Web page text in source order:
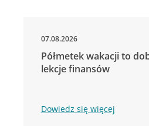
07.08.2026
Półmetek wakacji to
lekcje finansów
Dowiedz się więcej